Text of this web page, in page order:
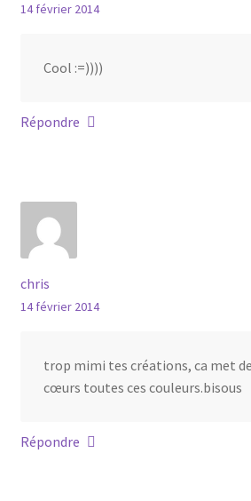
14 février 2014
Cool :=))))
Répondre
chris
14 février 2014
trop mimi tes créations, ca met
cœurs toutes ces couleurs.bisous
Répondre